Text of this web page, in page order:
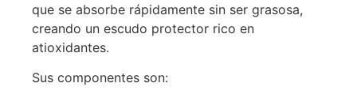
que se absorbe rápidamente sin ser grasosa,
creando un escudo protector rico en
atioxidantes.
Sus componentes son: